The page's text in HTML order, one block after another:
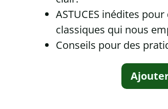
ASTUCES inédites
classiques qui nous
Conseils pour des